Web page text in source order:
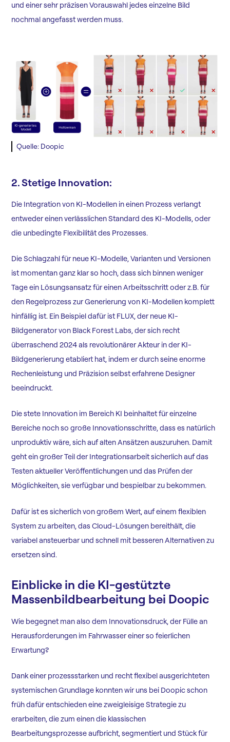
und einer sehr präzisen Vorauswahl jedes einzelne Bild
nochmal angefasst werden muss.
Quelle: Doopic
2. Stetige Innovation:
Die Integration von KI-Modellen in einen Prozess verlangt
entweder einen verlässlichen Standard des KI-Modells, oder
die unbedingte Flexibilität des Prozesses.
Die Schlagzahl für neue KI-Modelle, Varianten und Versionen
ist momentan ganz klar so hoch, dass sich binnen weniger
Tage ein Lösungsansatz für einen Arbeitsschritt oder z.B. für
den Regelprozess zur Generierung von KI-Modellen komplett
hinfällig ist. Ein Beispiel dafür ist FLUX, der neue KI-
Bildgenerator von Black Forest Labs, der sich recht
überraschend 2024 als revolutionärer Akteur in der KI-
Bildgenerierung etabliert hat, indem er durch seine enorme
Rechenleistung und Präzision selbst erfahrene Designer
beeindruckt.
Die stete Innovation im Bereich KI beinhaltet für einzelne
Bereiche noch so große Innovationsschritte, dass es natürlich
unproduktiv wäre, sich auf alten Ansätzen auszuruhen. Damit
geht ein großer Teil der Integrationsarbeit sicherlich auf das
Testen aktueller Veröffentlichungen und das Prüfen der
Möglichkeiten, sie verfügbar und bespielbar zu bekommen.
Dafür ist es sicherlich von großem Wert, auf einem flexiblen
System zu arbeiten, das Cloud-Lösungen bereithält, die
variabel ansteuerbar und schnell mit besseren Alternativen zu
ersetzen sind.
Einblicke in die KI-gestützte
Massenbildbearbeitung bei Doopic
Wie begegnet man also dem Innovationsdruck, der Fülle an
Herausforderungen im Fahrwasser einer so feierlichen
Erwartung?
Dank einer prozessstarken und recht flexibel ausgerichteten
systemischen Grundlage konnten wir uns bei Doopic schon
früh dafür entschieden eine zweigleisige Strategie zu
erarbeiten, die zum einen die klassischen
Bearbeitungsprozesse aufbricht, segmentiert und Stück für